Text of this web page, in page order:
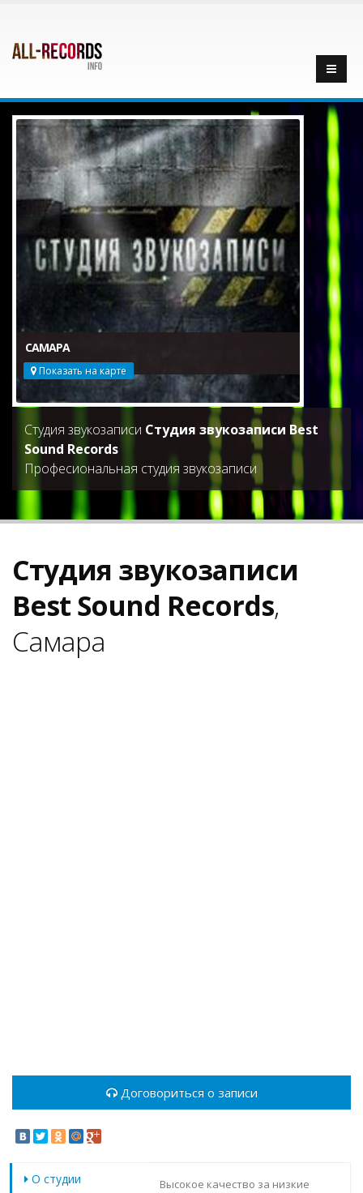
САМАРА
Показать на карте
Студия звукозаписи Студия звукозаписи Best
Sound Records
Професиональная студия звукозаписи
Студия звукозаписи
Best Sound Records,
Самара
Договориться о записи
О студии
Высокое качество за низкие